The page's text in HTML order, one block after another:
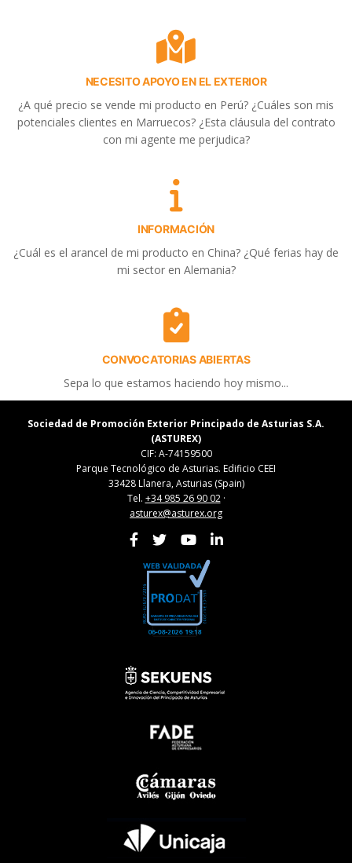
NECESITO APOYO EN EL EXTERIOR
¿A qué precio se vende mi producto en Perú? ¿Cuáles son mis
potenciales clientes en Marruecos? ¿Esta cláusula del contrato
con mi agente me perjudica?
INFORMACIÓN
¿Cuál es el arancel de mi producto en China? ¿Qué ferias hay de
mi sector en Alemania?
CONVOCATORIAS ABIERTAS
Sepa lo que estamos haciendo hoy mismo...
Sociedad de Promoción Exterior Principado de Asturias S.A.
(ASTUREX)
CIF: A-74159500
Parque Tecnológico de Asturias. Edificio CEEI
33428 Llanera, Asturias (Spain)
Tel. +34 985 26 90 02·
asturex@asturex.org